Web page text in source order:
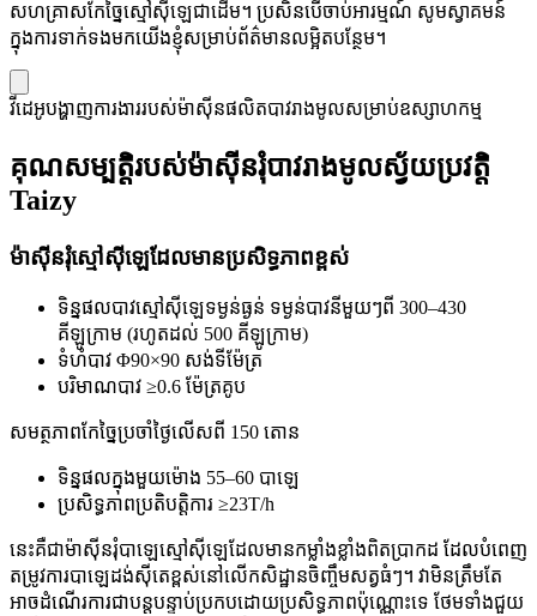
សហគ្រាសកែច្នៃស្មៅស៊ីឡេជាដើម។ ប្រសិនបើចាប់អារម្មណ៍ សូមស្វាគមន៍
ក្នុងការទាក់ទងមកយើងខ្ញុំសម្រាប់ព័ត៌មានលម្អិតបន្ថែម។
វីដេអូបង្ហាញការងាររបស់ម៉ាស៊ីនផលិតបាវរាងមូលសម្រាប់ឧស្សាហកម្ម
គុណសម្បត្តិរបស់ម៉ាស៊ីនរុំបាវរាងមូលស្វ័យប្រវត្តិ
Taizy
ម៉ាស៊ីនរុំស្មៅស៊ីឡេដែលមានប្រសិទ្ធភាពខ្ពស់
ទិន្នផលបាវស្មៅស៊ីឡេទម្ងន់ធ្ងន់ ទម្ងន់បាវនីមួយៗពី 300–430
គីឡូក្រាម (រហូតដល់ 500 គីឡូក្រាម)
ទំហំបាវ Φ90×90 សង់ទីម៉ែត្រ
បរិមាណបាវ ≥0.6 ម៉ែត្រគូប
សមត្ថភាពកែច្នៃប្រចាំថ្ងៃលើសពី 150 តោន
ទិន្នផលក្នុងមួយម៉ោង 55–60 បាឡេ
ប្រសិទ្ធភាពប្រតិបត្តិការ ≥23T/h
នេះគឺជាម៉ាស៊ីនរុំបាឡេស្មៅស៊ីឡេដែលមានកម្លាំងខ្លាំងពិតប្រាកដ ដែលបំពេញ
តម្រូវការបាឡេដង់ស៊ីតេខ្ពស់នៅលើកសិដ្ឋានចិញ្ចឹមសត្វធំៗ។ វាមិនត្រឹមតែ
អាចដំណើរការជាបន្តបន្ទាប់ប្រកបដោយប្រសិទ្ធភាពប៉ុណ្ណោះទេ ថែមទាំងជួយ